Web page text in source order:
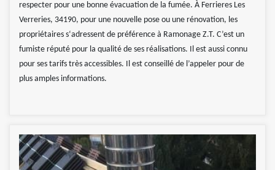
respecter pour une bonne évacuation de la fumée. À Ferrieres Les
Verreries, 34190, pour une nouvelle pose ou une rénovation, les
propriétaires s‘adressent de préférence à Ramonage Z.T. C’est un
fumiste réputé pour la qualité de ses réalisations. Il est aussi connu
pour ses tarifs très accessibles. Il est conseillé de l’appeler pour de
plus amples informations.